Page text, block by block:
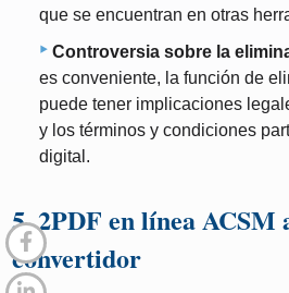
que se encuentran en otras
Controversia sobre la
es conveniente, la función de
puede tener implicaciones
y los términos y condiciones
digital.
5. 2PDF en línea ACSM
convertidor